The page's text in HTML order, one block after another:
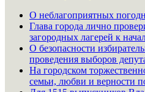
О неблагоприятных
Глава города лично
загородных лагерей к
О безопасности
проведения выборов
На городском
семьи, любви и верности